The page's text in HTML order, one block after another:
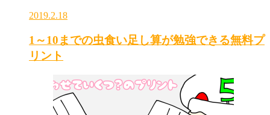
2019.2.18
1～10までの虫食い足し算が勉強できる無料プ
リント